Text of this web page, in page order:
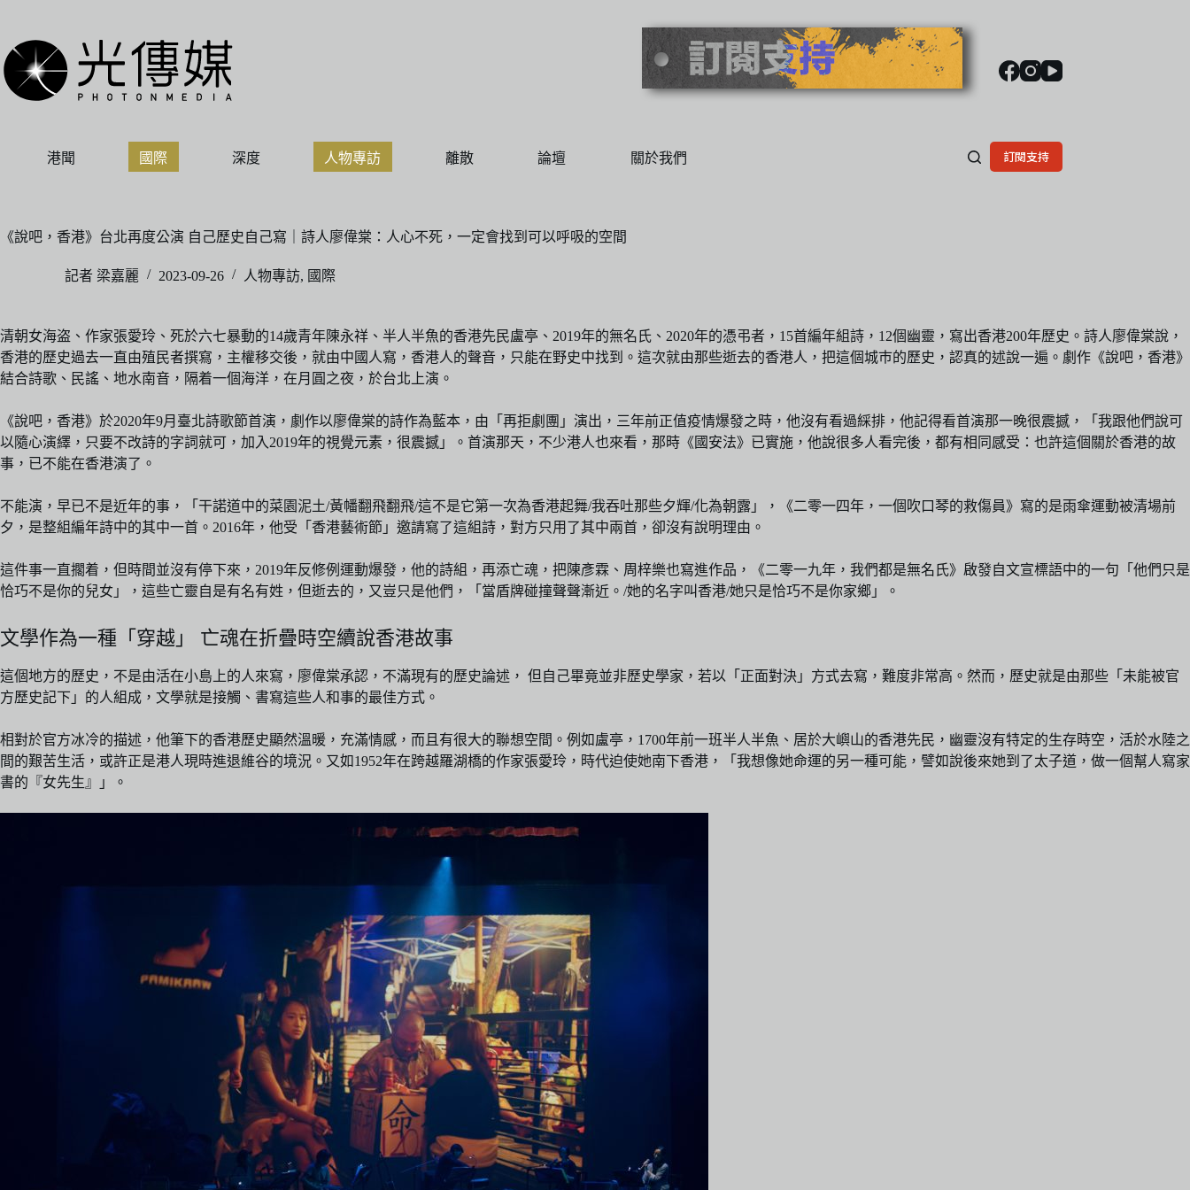
主
要
內
港聞 國際 深度 人物專訪 離散 論壇 關於我們 訂閱支持
《說吧，香港》台北再度公演 自己歷史自己寫｜詩人廖偉棠：人心不死，一定會找到可以呼吸的空間
記者 梁嘉麗 2023-09-26 人物專訪, 國際
清朝女海盗、作家張愛玲、死於六七暴動的14歲青年陳永祥、半人半魚的香港先民盧亭、2019年的無名氏、2020年的憑弔者，15首編年組詩，12個幽靈，寫出香港200年歷史。詩人廖偉棠說，
香港的歷史過去一直由殖民者撰寫，主權移交後，就由中國人寫，香港人的聲音，只能在野史中找到。這次就由那些逝去的香港人，把這個城巿的歷史，認真的述說一遍。劇作《說吧，香港》
結合詩歌、民謠、地水南音，隔着一個海洋，在月圓之夜，於台北上演。
《說吧，香港》於2020年9月臺北詩歌節首演，劇作以廖偉棠的詩作為藍本，由「再拒劇團」演出，三年前正值疫情爆發之時，他沒有看過綵排，他記得看首演那一晚很震撼，「我跟他們說可
以隨心演繹，只要不改詩的字詞就可，加入2019年的視覺元素，很震撼」。首演那天，不少港人也來看，那時《國安法》已實施，他說很多人看完後，都有相同感受：也許這個關於香港的故
事，已不能在香港演了。
不能演，早已不是近年的事，「干諾道中的菜園泥土/黃幡翻飛翻飛/這不是它第一次為香港起舞/我吞吐那些夕輝/化為朝露」，《二零一四年，一個吹口琴的救傷員》寫的是雨傘運動被清場前
夕，是整組編年詩中的其中一首。2016年，他受「香港藝術節」邀請寫了這組詩，對方只用了其中兩首，卻沒有說明理由。
這件事一直擱着，但時間並沒有停下來，2019年反修例運動爆發，他的詩組，再添亡魂，把陳彥霖、周梓樂也寫進作品，《二零一九年，我們都是無名氏》啟發自文宣標語中的一句「他們只是
恰巧不是你的兒女」，這些亡靈自是有名有姓，但逝去的，又豈只是他們，「當盾牌碰撞聲聲漸近。/她的名字叫香港/她只是恰巧不是你家鄉」。
文學作為一種「穿越」 亡魂在折疊時空續說香港故事
這個地方的歷史，不是由活在小島上的人來寫，廖偉棠承認，不滿現有的歷史論述， 但自己畢竟並非歷史學家，若以「正面對決」方式去寫，難度非常高。然而，歷史就是由那些「未能被官
方歷史記下」的人組成，文學就是接觸、書寫這些人和事的最佳方式。
相對於官方冰冷的描述，他筆下的香港歷史顯然溫暖，充滿情感，而且有很大的聯想空間。例如盧亭，1700年前一班半人半魚、居於大嶼山的香港先民，幽靈沒有特定的生存時空，活於水陸之
間的艱苦生活，或許正是港人現時進退維谷的境況。又如1952年在跨越羅湖橋的作家張愛玲，時代迫使她南下香港，「我想像她命運的另一種可能，譬如說後來她到了太子道，做一個幫人寫家
書的『女先生』」。